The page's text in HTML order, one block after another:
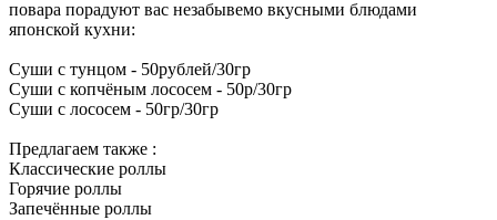
повара порадуют вас незабывемо вкусными блюдами
японской кухни:
Суши с тунцом - 50рублей/30гр
Суши с копчёным лососем - 50р/30гр
Суши с лососем - 50гр/30гр
Предлагаем также :
Классические роллы
Горячие роллы
Запечённые роллы